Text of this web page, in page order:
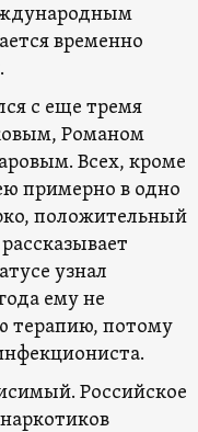
временно
с еще тремя
Романом
Всех, кроме
примерно в одно
положительный
узнал
ему не
терапию, потому
Российское